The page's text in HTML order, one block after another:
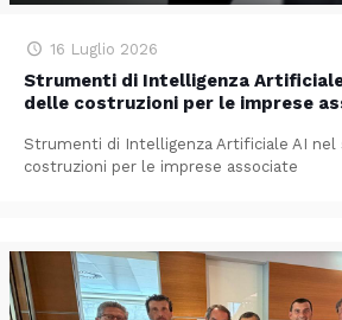
16 Luglio 2026
Strumenti di Intelligenza
delle costruzioni per le imprese
Strumenti di Intelligenza Artificiale AI
costruzioni per le imprese associate